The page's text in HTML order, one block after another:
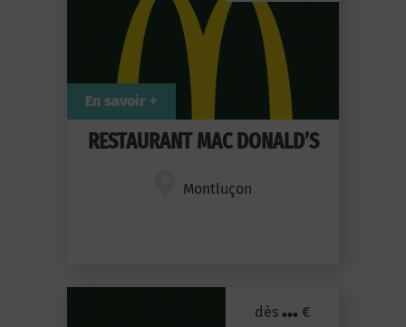
RESTAURANT MAC DONALD’S
Montluçon
En savoir +
dès ... €